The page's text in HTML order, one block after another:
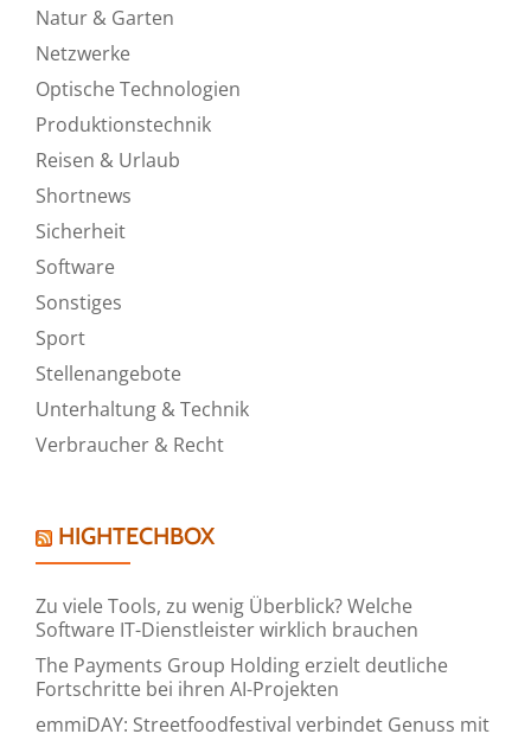
Natur & Garten
Netzwerke
Optische Technologien
Produktionstechnik
Reisen & Urlaub
Shortnews
Sicherheit
Software
Sonstiges
Sport
Stellenangebote
Unterhaltung & Technik
Verbraucher & Recht
HIGHTECHBOX
Zu viele Tools, zu wenig Überblick? Welche
Software IT-Dienstleister wirklich brauchen
The Payments Group Holding erzielt deutliche
Fortschritte bei ihren AI-Projekten
emmiDAY: Streetfoodfestival verbindet Genuss mit